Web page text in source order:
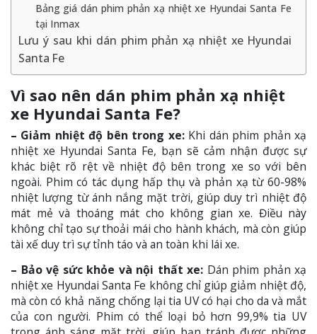
Bảng giá dán phim phản xạ nhiệt xe Hyundai Santa Fe
tại Inmax
Lưu ý sau khi dán phim phản xạ nhiệt xe Hyundai
Santa Fe
Vì sao nên dán phim phản xạ nhiệt
xe Hyundai Santa Fe?
– Giảm nhiệt độ bên trong xe:Khi dán phim phản xạ
nhiệt xe Hyundai Santa Fe, bạn sẽ cảm nhận được sự
khác biệt rõ rệt về nhiệt độ bên trong xe so với bên
ngoài. Phim có tác dụng hấp thụ và phản xạ từ 60-98%
nhiệt lượng từ ánh nắng mặt trời, giúp duy trì nhiệt độ
mát mẻ và thoáng mát cho không gian xe. Điều này
không chỉ tạo sự thoải mái cho hành khách, mà còn giúp
tài xế duy trì sự tỉnh táo và an toàn khi lái xe.
– Bảo vệ sức khỏe và nội thất xe: Dán phim phản xạ
nhiệt xe Hyundai Santa Fe không chỉ giúp giảm nhiệt độ,
mà còn có khả năng chống lại tia UV có hại cho da và mắt
của con người. Phim có thể loại bỏ hơn 99,9% tia UV